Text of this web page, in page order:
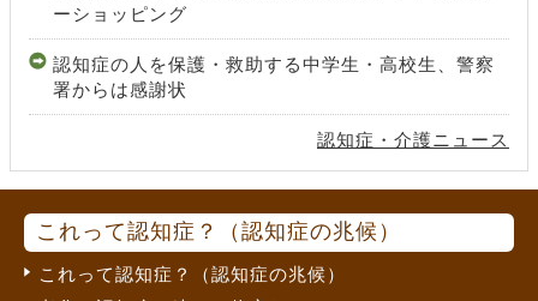
ーショッピング
認知症の人を保護・救助する中学生・高校生、警察
署からは感謝状
認知症・介護ニュース
これって認知症？（認知症の兆候）
これって認知症？（認知症の兆候）